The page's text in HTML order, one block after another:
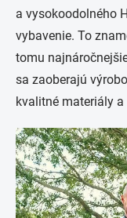
a vysokoodolného
vybavenie. To
tomu
sa zaoberajú
kvalitné materiály